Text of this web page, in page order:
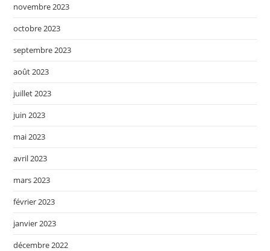
novembre 2023
octobre 2023
septembre 2023
août 2023
juillet 2023
juin 2023
mai 2023
avril 2023
mars 2023
février 2023
janvier 2023
décembre 2022